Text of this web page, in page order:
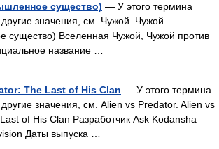
существо) — У этого термина
значения, см. Чужой. Чужой
существо) Вселенная Чужой, Чужой против
название …
The Last of His Clan — У этого термина
значения, см. Alien vs Predator. Alien vs
of His Clan Разработчик Ask Kodansha
Даты выпуска …